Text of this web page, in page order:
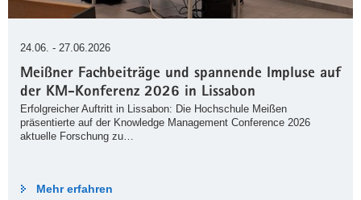
24.06. - 27.06.2026
Meißner Fachbeiträge und spannende Impluse auf
der KM-Konferenz 2026 in Lissabon
Erfolgreicher Auftritt in Lissabon: Die Hochschule Meißen
präsentierte auf der Knowledge Management Conference 2026
aktuelle Forschung zu…
Mehr erfahren